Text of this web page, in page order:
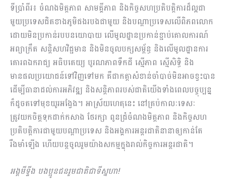
ទីប្រាំពីរ៖ ចំណងមិត្តភាព សាមគ្គីភាព និងកិច្ចសហប្រតិបត្តិការដ៏ល្អជា
មួយប្រទេសជិតខា​​​ង​ភូមិផងរបងជាមួយ និងបណ្តាប្រទេសលើពិភពលោក
ដោយមិនប្រកាន់របបនយោបាយ លើមូលដ្ឋានប្រកាន់ខ្ជាប់គោលការណ៍
អព្យាក្រឹត សន្តិសហវិជ្ជមាន និងមិនចូលបក្សសម្ព័ន្ធ និងលើមូលដ្ឋានការ
គោរពឯករាជ្យ អធិបតេយ្យ បូរណភាពទឹកដី ស្មើភាព ស្មើសិទ្ធិ និង
មានផលប្រយោជន៍ទៅវិញទៅមក គឺជាកត្តាសំខាន់ចាំបាច់មិនអាចខ្វះបាន
ដើម្បីធានាដល់ការអភិវឌ្ឍ និងសន្តិភាពរបស់ជាតិយើងទាំងពេលបច្ចុប្បន្ន
ក៏ដូចតទៅមុខយូរអង្វែង។ អាស្រ័យហេតុនេះ នៅគ្រប់កាលៈទេសៈ​
ត្រូវយកចិត្តទុកដាក់កសាង ថែរក្សា ពូនជ្រំចំណងមិត្តភាព និងកិច្ចសហ
ប្រតិបត្តិការជាមួយបណ្តាប្រទេស និងអង្គការអន្តរជាតិនានាឲ្យកាន់តែ
រឹងមាំឡើង ហើយបន្តចូលរួមយ៉ាងសកម្មក្នុងរាល់កិច្ចការអន្តរជាតិ។
អង្គមីទ្ទីង បងប្អូនជនរួមជាតិជាទីស្នហា!